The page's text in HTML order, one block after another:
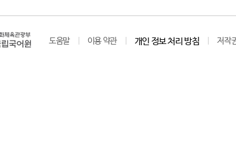
도움말 이용 약관 개인 정보 처리 방침 저작